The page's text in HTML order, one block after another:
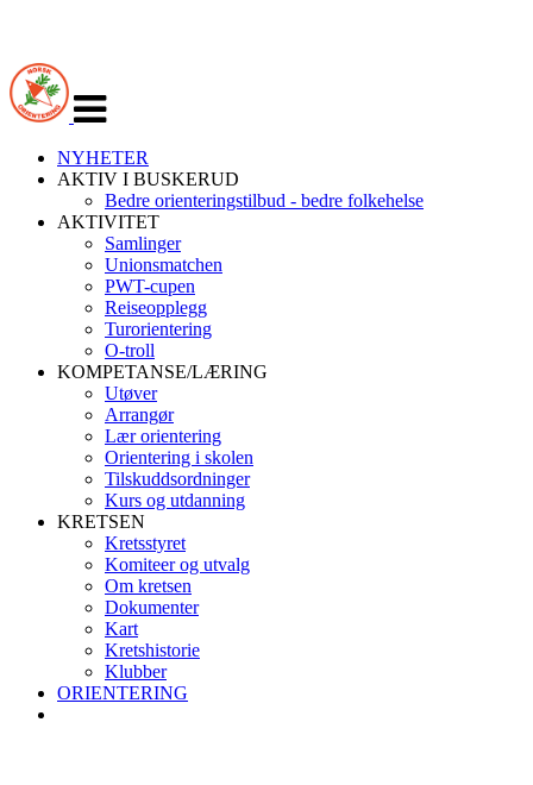
navigasjon
NYHETER
AKTIV I BUSKERUD
Bedre orienteringstilbud - bedre folkehelse
AKTIVITET
Samlinger
Unionsmatchen
PWT-cupen
Reiseopplegg
Turorientering
O-troll
KOMPETANSE/LÆRING
Utøver
Arrangør
Lær orientering
Orientering i skolen
Tilskuddsordninger
Kurs og utdanning
KRETSEN
Kretsstyret
Komiteer og utvalg
Om kretsen
Dokumenter
Kart
Kretshistorie
Klubber
ORIENTERING